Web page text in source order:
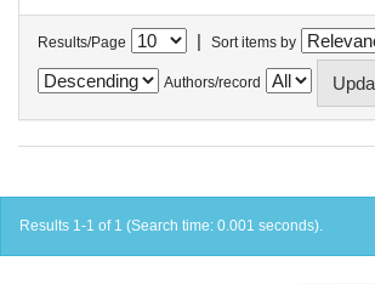
Results/Page | Sort items by
Authors/record
Results 1-1 of 1 (Search time: 0.001 seconds).